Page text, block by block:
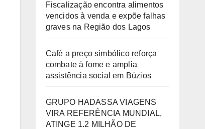
Fiscalização encontra alimentos
vencidos à venda e expõe falhas
graves na Região dos Lagos
Café a preço simbólico reforça
combate à fome e amplia
assistência social em Búzios
GRUPO HADASSA VIAGENS
VIRA REFERÊNCIA MUNDIAL,
ATINGE 1.2 MILHÃO DE